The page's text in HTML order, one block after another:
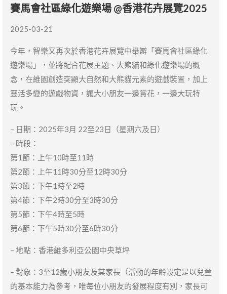
賽馬會社區綠化遊樂場 @香港花卉展覽2025
2025-03-21
今年，智樂又再次於香港花卉展覽中舉辧「賽馬會社區綠化
遊樂場」，並將配合花展主題、大熊貓和綠化遊樂場的概
念，在維園創造突顯大自然和大熊貓元素的遊戲裝置，加上
靈活多變的遊戲物資，讓大小朋友一邊賞花，一邊大玩特
玩。
– 日期：2025年3月 22至23日（星期六及日）
– 時段：
第1節：上午10時至11時
第2節：上午11時30分至12時30分
第3節：下午1時至2時
第4節：下午2時30分至3時30分
第5節：下午4時至5時
第6節：下午5時30分至6時30分
– 地點：香港維多利亞公園中央草坪
– 對象：3至12歲小朋友及其家長（活動的年齡設定是以兒童
的基本能力為參考，唯每位小朋友的發展程度有別，家長可